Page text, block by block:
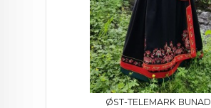
ØST-TELEMARK BUNAD.